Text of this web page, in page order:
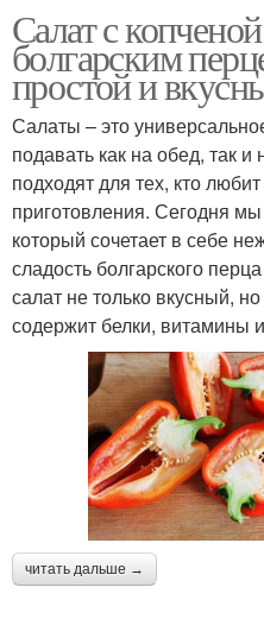
Салат с
болгарским
простой и
Салаты – это
подавать как на обед, так
подходят для тех, кто
приготовления. Сегодня
который сочетает в себе
сладость болгарского
салат не только вкусный,
содержит белки, витамины
читать дальше →